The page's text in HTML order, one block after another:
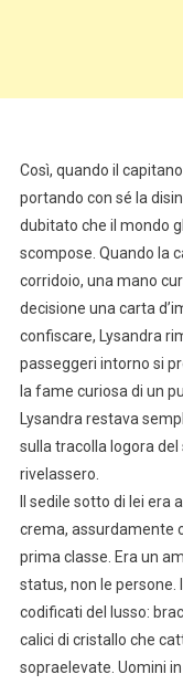
Così, quando il
portando con sé la
dubitato che il mondo
scompose. Quando la
corridoio, una mano
decisione una carta
confiscare, Lysandra
passeggeri intorno si
la fame curiosa di un
Lysandra restava
sulla tracolla logora del
rivelassero.
Il sedile sotto di lei
crema, assurdamente
prima classe. Era un
status, non le persone.
codificati del lusso:
calici di cristallo che
sopraelevate. Uomini